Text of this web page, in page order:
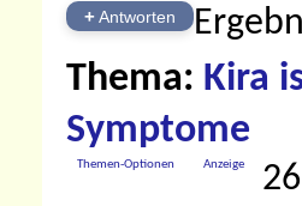
+Antworten
Thema: Kira
Symptome
Themen-Optionen Anzeige